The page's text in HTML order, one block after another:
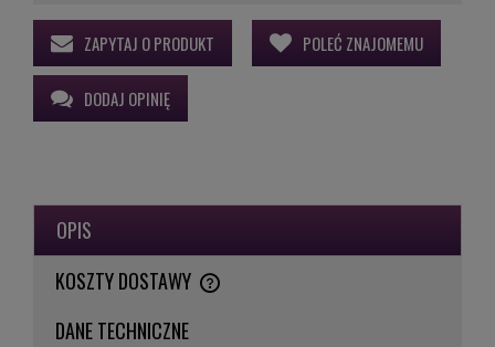
ZAPYTAJ O PRODUKT POLEĆ ZNAJOMEMU
DODAJ OPINIĘ
OPIS
KOSZTY DOSTAWY
CENA NIE ZAWIERA EWENTUALNYCH KOSZTÓW PŁATNOŚCI
DANE TECHNICZNE